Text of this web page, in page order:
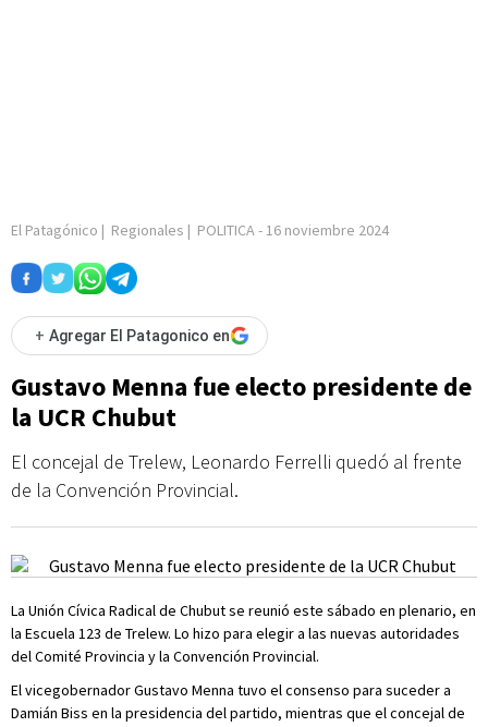
El Patagónico | Regionales | POLITICA- 16 noviembre 2024
+ Agregar El Patagonico en
Gustavo Menna fue electo presidente de
la UCR Chubut
El concejal de Trelew, Leonardo Ferrelli quedó al frente
de la Convención Provincial.
La Unión Cívica Radical de Chubut se reunió este sábado en plenario, en
la Escuela 123 de Trelew. Lo hizo para elegir a las nuevas autoridades
del Comité Provincia y la Convención Provincial.
El vicegobernador Gustavo Menna tuvo el consenso para suceder a
Damián Biss en la presidencia del partido, mientras que el concejal de